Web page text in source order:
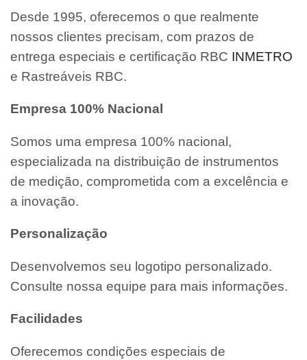
Desde 1995, oferecemos o que realmente
nossos clientes precisam, com prazos de
entrega especiais e certificação RBC INMETRO
e Rastreáveis RBC.
Empresa 100% Nacional
Somos uma empresa 100% nacional,
especializada na distribuição de instrumentos
de medição, comprometida com a excelência e
a inovação.
Personalização
Desenvolvemos seu logotipo personalizado.
Consulte nossa equipe para mais informações.
Facilidades
Oferecemos condições especiais de